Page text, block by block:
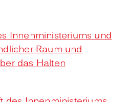
Innenministeriums und
Raum und
das Halten